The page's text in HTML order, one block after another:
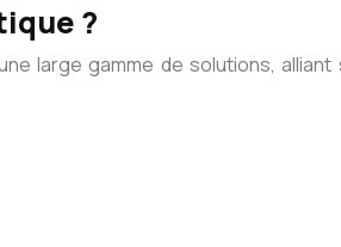
?
large gamme de solutions,